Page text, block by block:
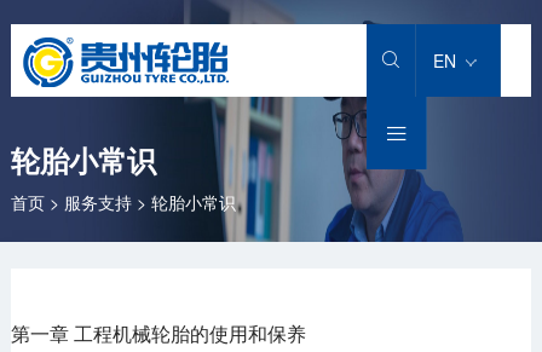
 EN

轮胎小常识
首页 > 服务支持 > 轮胎小常识
第一章 工程机械轮胎的使用和保养